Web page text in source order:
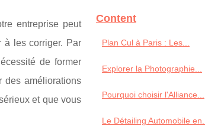
entreprise peut
à les corriger. Par
de former
des améliorations
et que vous
Content
Plan Cul à Paris : Les...
Explorer la Photographie...
Pourquoi choisir l'Alliance...
Le Détailing Automobile en...